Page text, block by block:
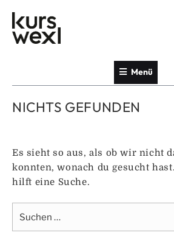
Inhalt
springen
Menü
NICHTS GEFUNDEN
Es sieht so aus, als ob wir nicht
konnten, wonach du gesucht
hilft eine Suche.
nach: